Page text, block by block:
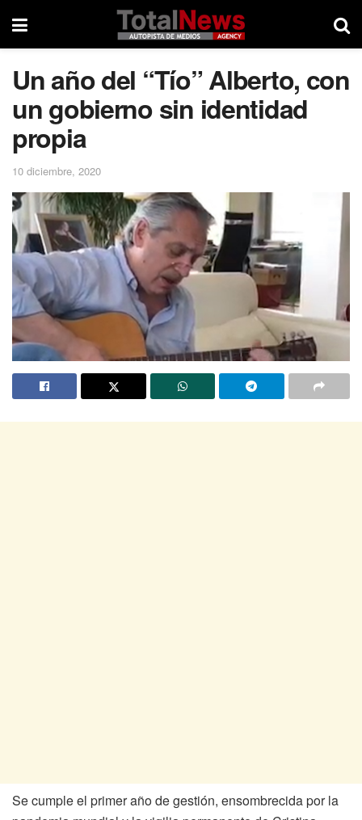
Un año del “Tío” Alberto, con
un gobierno sin identidad
propia
10 diciembre, 2020
Se cumple el primer año de gestión, ensombrecida por la